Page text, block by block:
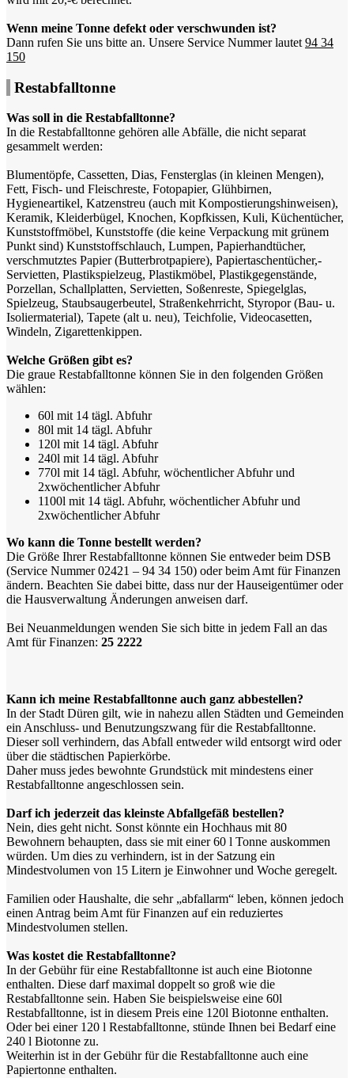
Wenn meine Tonne defekt oder verschwunden ist?
Dann rufen Sie uns bitte an. Unsere Service Nummer lautet 94 34
150
Restabfalltonne
Was soll in die Restabfalltonne?
In die Restabfalltonne gehören alle Abfälle, die nicht separat
gesammelt werden:
Blumentöpfe, Cassetten, Dias, Fensterglas (in kleinen Mengen),
Fett, Fisch- und Fleischreste, Fotopapier, Glühbirnen,
Hygieneartikel, Katzenstreu (auch mit Kompostierungshinweisen),
Keramik, Kleiderbügel, Knochen, Kopfkissen, Kuli, Küchentücher,
Kunststoffmöbel, Kunststoffe (die keine Verpackung mit grünem
Punkt sind) Kunststoffschlauch, Lumpen, Papierhandtücher,
verschmutztes Papier (Butterbrotpapiere), Papiertaschentücher,-
Servietten, Plastikspielzeug, Plastikmöbel, Plastikgegenstände,
Porzellan, Schallplatten, Servietten, Soßenreste, Spiegelglas,
Spielzeug, Staubsaugerbeutel, Straßenkehrricht, Styropor (Bau- u.
Isoliermaterial), Tapete (alt u. neu), Teichfolie, Videocasetten,
Windeln, Zigarettenkippen.
Welche Größen gibt es?
Die graue Restabfalltonne können Sie in den folgenden Größen
wählen:
60l mit 14 tägl. Abfuhr
80l mit 14 tägl. Abfuhr
120l mit 14 tägl. Abfuhr
240l mit 14 tägl. Abfuhr
770l mit 14 tägl. Abfuhr, wöchentlicher Abfuhr und
2xwöchentlicher Abfuhr
1100l mit 14 tägl. Abfuhr, wöchentlicher Abfuhr und
2xwöchentlicher Abfuhr
Wo kann die Tonne bestellt werden?
Die Größe Ihrer Restabfalltonne können Sie entweder beim DSB
(Service Nummer 02421 – 94 34 150) oder beim Amt für Finanzen
ändern. Beachten Sie dabei bitte, dass nur der Hauseigentümer oder
die Hausverwaltung Änderungen anweisen darf.
Bei Neuanmeldungen wenden Sie sich bitte in jedem Fall an das
Amt für Finanzen: 25 2222
Kann ich meine Restabfalltonne auch ganz abbestellen?
In der Stadt Düren gilt, wie in nahezu allen Städten und Gemeinden
ein Anschluss- und Benutzungszwang für die Restabfalltonne.
Dieser soll verhindern, das Abfall entweder wild entsorgt wird oder
über die städtischen Papierkörbe.
Daher muss jedes bewohnte Grundstück mit mindestens einer
Restabfalltonne angeschlossen sein.
Darf ich jederzeit das kleinste Abfallgefäß bestellen?
Nein, dies geht nicht. Sonst könnte ein Hochhaus mit 80
Bewohnern behaupten, dass sie mit einer 60 l Tonne auskommen
würden. Um dies zu verhindern, ist in der Satzung ein
Mindestvolumen von 15 Litern je Einwohner und Woche geregelt.
Familien oder Haushalte, die sehr „abfallarm“ leben, können jedoch
einen Antrag beim Amt für Finanzen auf ein reduziertes
Mindestvolumen stellen.
Was kostet die Restabfalltonne?
In der Gebühr für eine Restabfalltonne ist auch eine Biotonne
enthalten. Diese darf maximal doppelt so groß wie die
Restabfalltonne sein. Haben Sie beispielsweise eine 60l
Restabfalltonne, ist in diesem Preis eine 120l Biotonne enthalten.
Oder bei einer 120 l Restabfalltonne, stünde Ihnen bei Bedarf eine
240 l Biotonne zu.
Weiterhin ist in der Gebühr für die Restabfalltonne auch eine
Papiertonne enthalten.